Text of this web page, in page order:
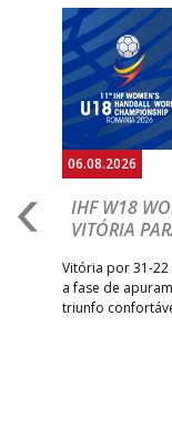
06.08.2026
IHF W18
VITÓRIA
Vitória por 31-22
a fase de
triunfo
Anterior